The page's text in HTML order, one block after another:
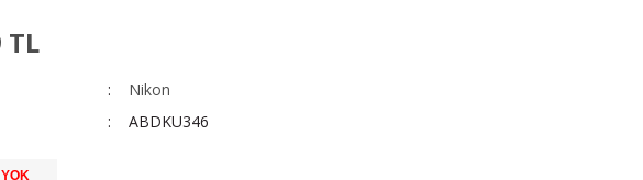
TL
Nikon
ABDKU346